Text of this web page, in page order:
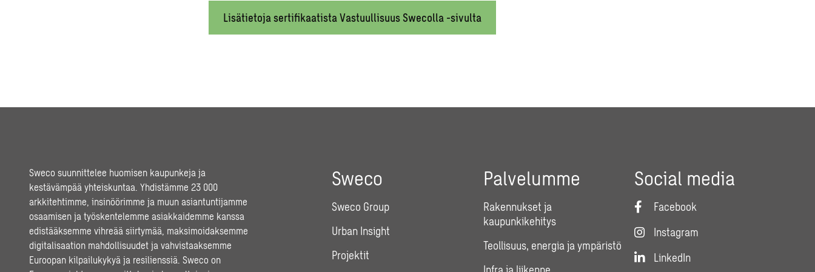
Lisätietoja sertifikaatista Vastuullisuus Swecolla -sivulta
Sweco suunnittelee huomisen kaupunkeja ja
kestävämpää yhteiskuntaa. Yhdistämme 23 000
arkkitehtimme, insinöörimme ja muun asiantuntijamme
osaamisen ja työskentelemme asiakkaidemme kanssa
edistääksemme vihreää siirtymää, maksimoidaksemme
digitalisaation mahdollisuudet ja vahvistaaksemme
Euroopan kilpailukykyä ja resilienssiä. Sweco on
Sweco
Sweco Group
Urban Insight
Projektit
Palvelumme
Rakennukset ja
kaupunkikehitys
Teollisuus, energia ja ympäristö
Social media
Facebook
Instagram
LinkedIn